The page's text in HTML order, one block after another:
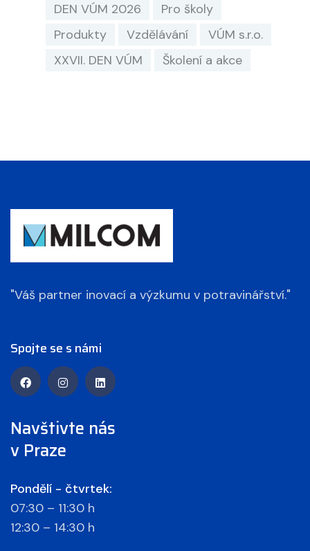
DEN VÚM 2026
Pro školy
Produkty
Vzdělávání
VÚM s.r.o.
XXVII. DEN VÚM
Školení a akce
"Váš partner inovací a výzkumu v potravinářství."
Spojte se s námi
Navštivte nás
v Praze
Pondělí - čtvrtek:
07:30 – 11:30 h
12:30 – 14:30 h